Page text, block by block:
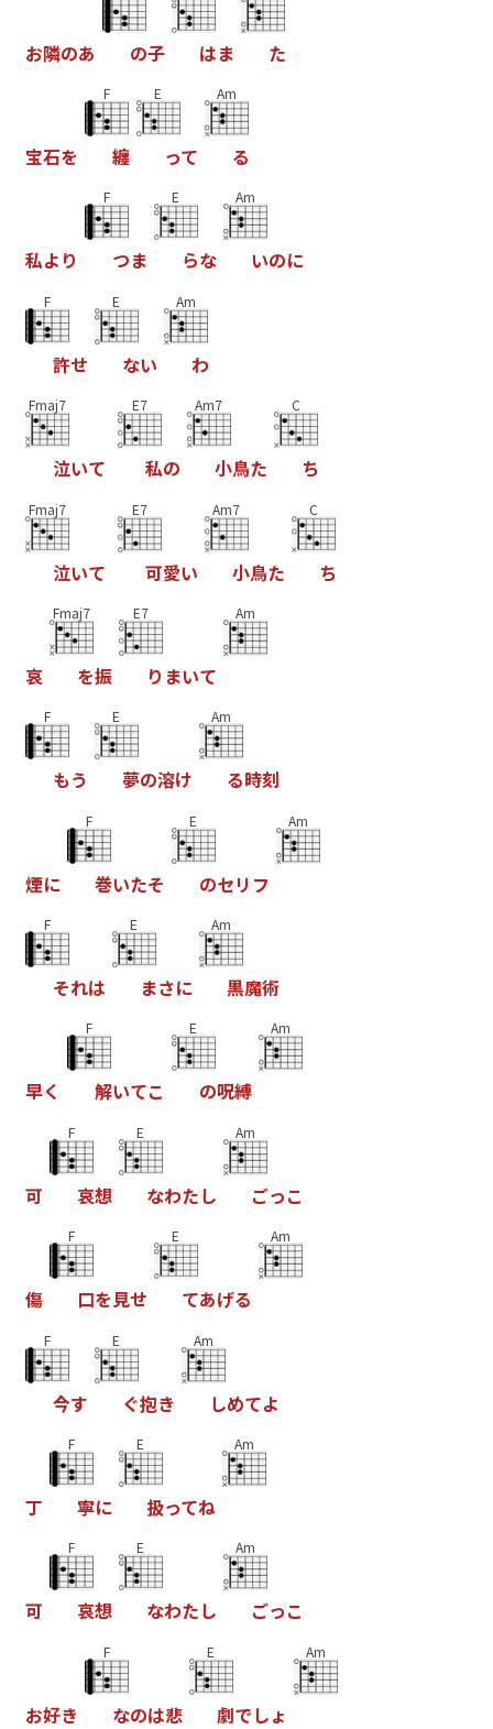
お隣のあ の子 はま た
宝石を
F
纏
E
って
Am
る
私よ り
F
つま
E
らな
Am
いのに
F
許せ
E
ない
Am
わ
Fmaj7
泣いて
E7
私の
Am7
小鳥た
C
ち
Fmaj7
泣いて
E7
可愛い
Am7
小鳥た
C
ち
哀
Fmaj7
を振
E7
り まいて
Am
F
もう
E
夢の溶け
Am
る時刻
煙に
F
巻いたそ
E
のセリ フ
Am
F
それは
E
まさに
Am
黒魔術
早く
F
解いてこ
E
の呪縛
Am
可
F
哀想
E
なわたし
Am
ごっこ
傷
F
口を見せ
E
てあげる
Am
F
今す
E
ぐ抱き
Am
しめてよ
丁
F
寧に
E
扱ってね
Am
可
F
哀想
E
なわたし
Am
ごっこ
お好き
F
なのは悲
E
劇でしょ
Am